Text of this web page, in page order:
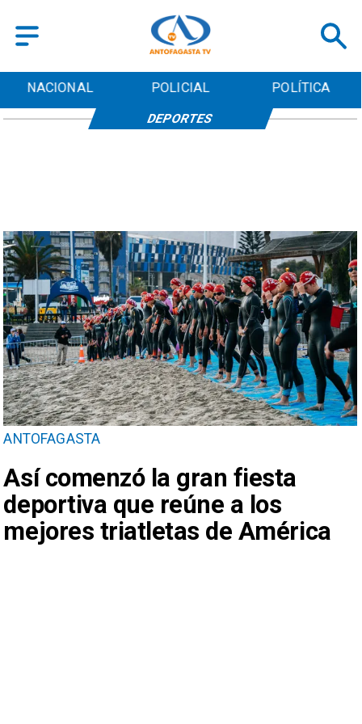
NACIONAL POLICIAL POLÍTICA
ANTOFAGASTA
Así comenzó la gran fiesta
deportiva que reúne a los
mejores triatletas de América
DEPORTES